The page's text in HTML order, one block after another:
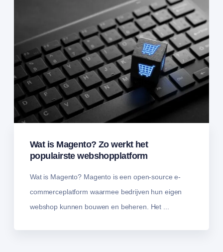
Wat is Magento? Zo werkt het
populairste webshopplatform
Wat is Magento? Magento is een open-source e-
commerceplatform waarmee bedrijven hun eigen
webshop kunnen bouwen en beheren. Het ...